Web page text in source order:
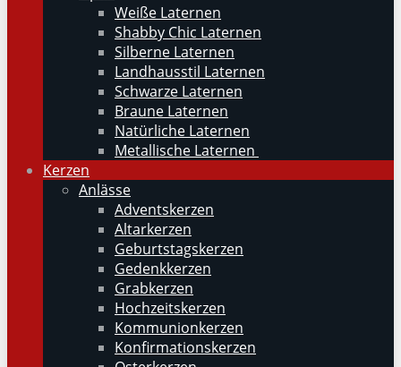
Weiße Laternen
Shabby Chic Laternen
Silberne Laternen
Landhausstil Laternen
Schwarze Laternen
Braune Laternen
Natürliche Laternen
Metallische Laternen
Kerzen
Anlässe
Adventskerzen
Altarkerzen
Geburtstagskerzen
Gedenkkerzen
Grabkerzen
Hochzeitskerzen
Kommunionkerzen
Konfirmationskerzen